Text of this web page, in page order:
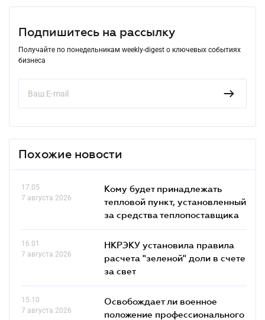
Подпишитесь на рассылку
Получайте по понедельникам weekly-digest о ключевых событиях
бизнеса
Похожие новости
17.05
7 августа 2026
Кому будет принадлежать
тепловой пункт, установленный
за средства теплопоставщика
16.01
7 августа 2026
НКРЭКУ установила правила
расчета "зеленой" доли в счете
за свет
15.10
7 августа 2026
Освобождает ли военное
положение профессионального